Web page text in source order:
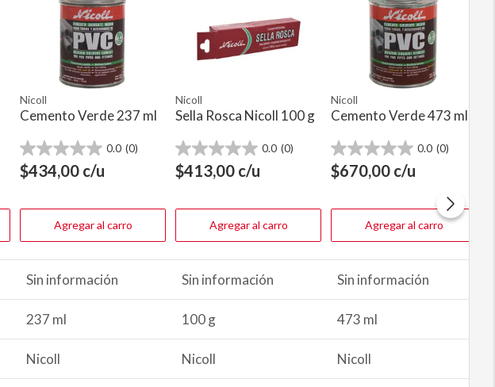
Nicoll
Cemento Verde 237 ml
0.0 (0)
0.0
de
5
$434,00 c/u
Agregar al carro
Nicoll
Sella Rosca Nicoll 100 g
0.0 (0)
0.0
de
5
$413,00 c/u
Agregar al carro
Nicoll
Cemento Verde 473 ml
0.0 (0)
0.0
de
5
$670,00 c/u
Agregar al carro
Sin información Sin información Sin información
237 ml 100 g 473 ml
Nicoll Nicoll Nicoll